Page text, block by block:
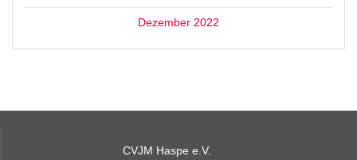
Dezember 2022
CVJM Haspe e.V.